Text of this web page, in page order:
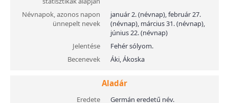
Névnapok, azonos napon
ünnepelt nevek
január 2. (névnap), február 27.
(névnap), március 31. (névnap),
június 22. (névnap)
Jelentése
Fehér sólyom.
Becenevek
Áki, Ákoska
Aladár
Eredete Germán eredetű név.